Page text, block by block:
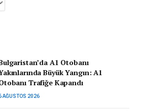
A1 Otobanı
Büyük Yangın: A1
Trafiğe Kapandı
AĞUSTOS 2026